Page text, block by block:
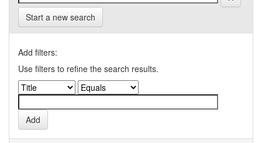
Start a new search
Add filters:
Use filters to refine the search results.